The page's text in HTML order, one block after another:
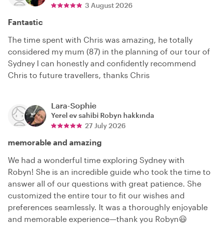
3 August 2026
Fantastic
The time spent with Chris was amazing, he totally
considered my mum (87) in the planning of our tour of
Sydney I can honestly and confidently recommend
Chris to future travellers, thanks Chris
Lara-Sophie
Yerel ev sahibi Robyn hakkında
27 July 2026
memorable and amazing
We had a wonderful time exploring Sydney with
Robyn! She is an incredible guide who took the time to
answer all of our questions with great patience. She
customized the entire tour to fit our wishes and
preferences seamlessly. It was a thoroughly enjoyable
and memorable experience—thank you Robyn😃